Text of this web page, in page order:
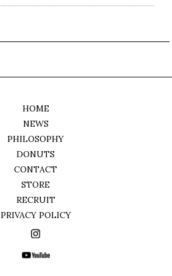
HOME
NEWS
PHILOSOPHY
DONUTS
CONTACT
STORE
RECRUIT
PRIVACY POLICY